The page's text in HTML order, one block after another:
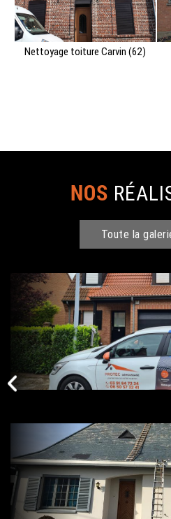
Nettoyage toiture Carvin (62)
NOS
Toute la